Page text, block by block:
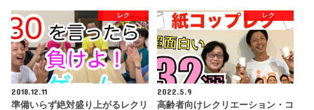
レク
2018.12.11
準備いらず絶対盛り上がるレクリ
レク
2022.5.9
高齢者向けレクリエーション・コ